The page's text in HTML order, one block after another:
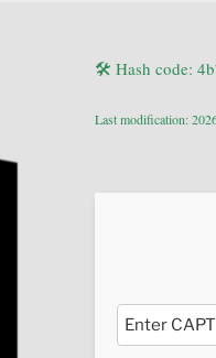
🛠 Hash code:
Last modification: